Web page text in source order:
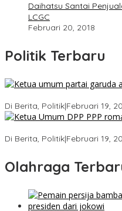
Daihatsu Santai
LCGC
Februari 20, 2018
Politik Terbaru
Di Berita, Politik|Februari 19,
Di Berita, Politik|Februari 19,
Olahraga